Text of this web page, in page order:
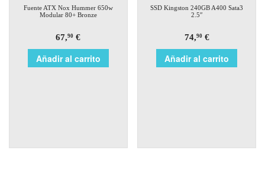
Fuente ATX Nox Hummer 650w
Modular 80+ Bronze
67,90 €
Añadir al carrito
SSD Kingston 240GB A400 Sata3
2.5″
74,90€
Añadir al carrito